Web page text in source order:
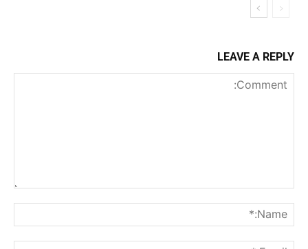
LEAVE A REPLY